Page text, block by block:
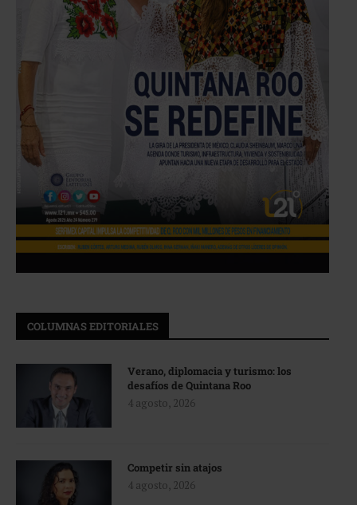
COLUMNAS EDITORIALES
Verano, diplomacia y turismo: los
desafíos de Quintana Roo
4 agosto, 2026
Competir sin atajos
4 agosto, 2026